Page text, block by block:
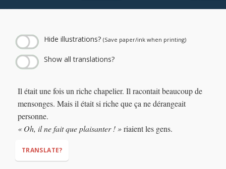
Hide illustrations? (Save paper/ink when printing)
Show all translations?
Il était une fois un riche chapelier. Il racontait beaucoup de
mensonges. Mais il était si riche que ça ne dérangeait
personne.
« Oh, il ne fait que plaisanter ! »riaient les gens.
TRANSLATE?